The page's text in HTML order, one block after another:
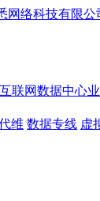
互联网数据中心业
维 数据专线 虚